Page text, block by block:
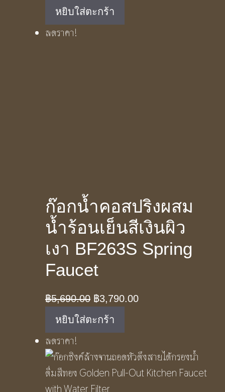
price
was:
หยิบใส่ตะกร้า
ลดราคา!
ก๊อกน้ำคอสปริงผสม
น้ำร้อนเย็นสีเงินผิว
เงา BF263S Spring
Faucet
฿5,690.00 Original
price
was:
฿3,790.00Current
หยิบใส่ตะกร้า
ลดราคา!